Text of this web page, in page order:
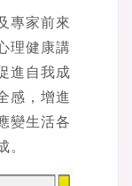
專家前來
理健康講
進自我成
感，增進
變生活各
。